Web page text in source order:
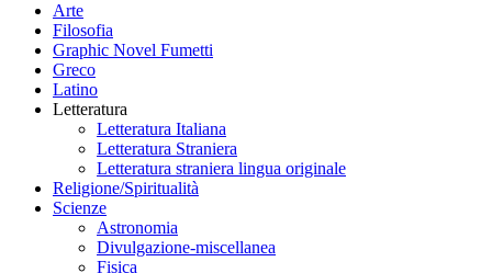
Arte
Filosofia
Graphic Novel Fumetti
Greco
Latino
Letteratura
Letteratura Italiana
Letteratura Straniera
Letteratura straniera lingua originale
Religione/Spiritualità
Scienze
Astronomia
Divulgazione-miscellanea
Fisica